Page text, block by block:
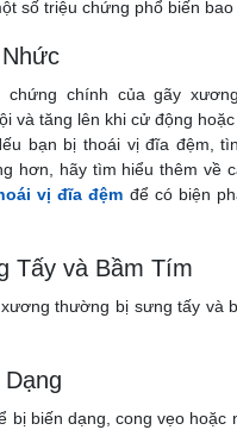
số triệu chứng phổ biến bao
chứng chính của gãy
và tăng lên khi cử động
bạn bị thoái vị đĩa đệm,
hơn, hãy tìm hiểu thêm về
vị đĩa đệm để có biện
Tấy và Bầm Tím
thường bị sưng tấy và
bị biến dạng, cong vẹo hoặc